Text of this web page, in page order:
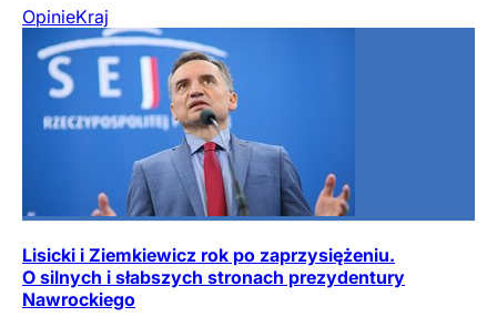
OpinieKraj
Lisicki i Ziemkiewicz rok po zaprzysiężeniu.
O silnych i słabszych stronach prezydentury
Nawrockiego